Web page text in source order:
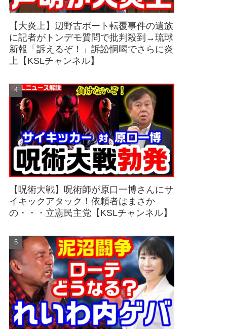
【大炎上】辺野古ボート転覆事件の遺族
に記者がトンデモ質問で批判殺到→琉球
新報「訴えるぞ！」訴訟恫喝でさらに炎
上【KSLチャンネル】
【呪術大戦】呪術師が原口一博さんにサ
イキックアタック！依頼者はまさか
の・・・立憲民主党【KSLチャンネル】